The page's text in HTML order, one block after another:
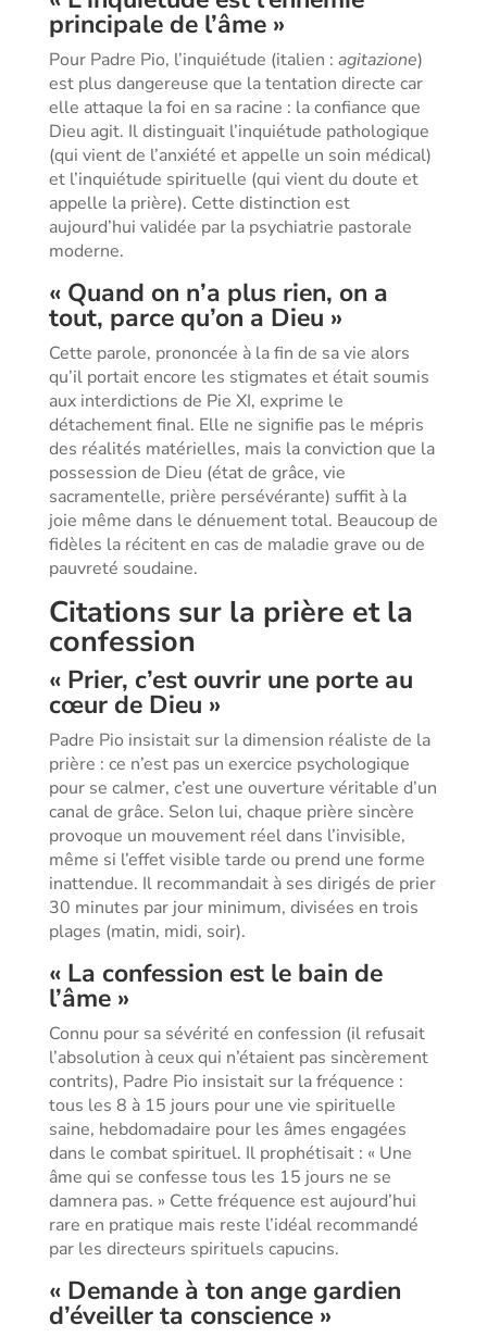
principale de l’âme »
Pour Padre Pio, l’inquiétude (italien : agitazione)
est plus dangereuse que la tentation directe car
elle attaque la foi en sa racine : la confiance que
Dieu agit. Il distinguait l’inquiétude pathologique
(qui vient de l’anxiété et appelle un soin médical)
et l’inquiétude spirituelle (qui vient du doute et
appelle la prière). Cette distinction est
aujourd’hui validée par la psychiatrie pastorale
moderne.
« Quand on n’a plus rien, on a
tout, parce qu’on a Dieu »
Cette parole, prononcée à la fin de sa vie alors
qu’il portait encore les stigmates et était soumis
aux interdictions de Pie XI, exprime le
détachement final. Elle ne signifie pas le mépris
des réalités matérielles, mais la conviction que la
possession de Dieu (état de grâce, vie
sacramentelle, prière persévérante) suffit à la
joie même dans le dénuement total. Beaucoup de
fidèles la récitent en cas de maladie grave ou de
pauvreté soudaine.
Citations sur la prière et la
confession
« Prier, c’est ouvrir une porte au
cœur de Dieu »
Padre Pio insistait sur la dimension réaliste de la
prière : ce n’est pas un exercice psychologique
pour se calmer, c’est une ouverture véritable d’un
canal de grâce. Selon lui, chaque prière sincère
provoque un mouvement réel dans l’invisible,
même si l’effet visible tarde ou prend une forme
inattendue. Il recommandait à ses dirigés de prier
30 minutes par jour minimum, divisées en trois
plages (matin, midi, soir).
« La confession est le bain de
l’âme »
Connu pour sa sévérité en confession (il refusait
l’absolution à ceux qui n’étaient pas sincèrement
contrits), Padre Pio insistait sur la fréquence :
tous les 8 à 15 jours pour une vie spirituelle
saine, hebdomadaire pour les âmes engagées
dans le combat spirituel. Il prophétisait : « Une
âme qui se confesse tous les 15 jours ne se
damnera pas. » Cette fréquence est aujourd’hui
rare en pratique mais reste l’idéal recommandé
par les directeurs spirituels capucins.
« Demande à ton ange gardien
d’éveiller ta conscience »